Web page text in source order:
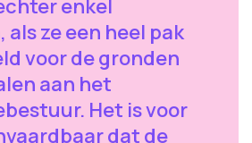
enkel
ze een heel pak
voor de gronden
aan het
Het is voor
dat de